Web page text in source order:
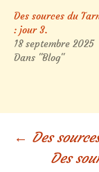
Des sources du
: jour 3.
18 septembre 2025
Dans "Blog"
← Des
Des